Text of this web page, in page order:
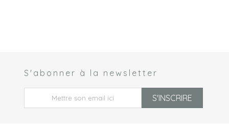
S'abonner à la newsletter
S'INSCRIRE